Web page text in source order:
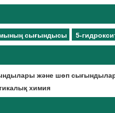
сығындысы 5-
және шөп
химия